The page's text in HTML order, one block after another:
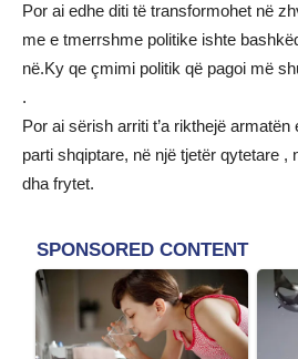
Por ai edhe diti të transformohet në
me e tmerrshme politike ishte
në.Ky qe çmimi politik që pagoi më
.
Por ai sërish arriti t’a rikthejë
parti shqiptare, në një tjetër qytetare ,
dha frytet.